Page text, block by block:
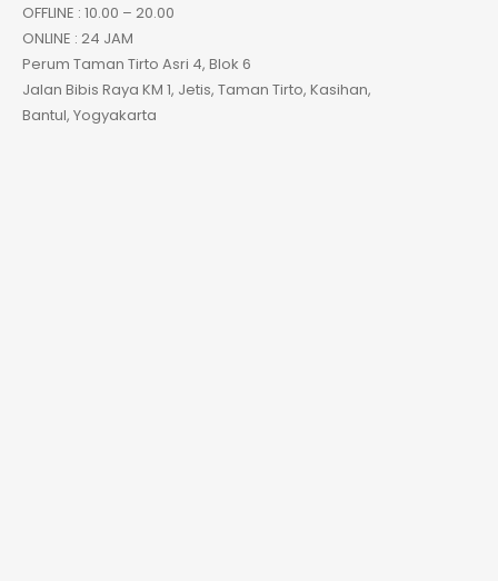
OFFLINE : 10.00 – 20.00
ONLINE : 24 JAM
Perum Taman Tirto Asri 4, Blok 6
Jalan Bibis Raya KM 1, Jetis, Taman Tirto, Kasihan,
Bantul, Yogyakarta